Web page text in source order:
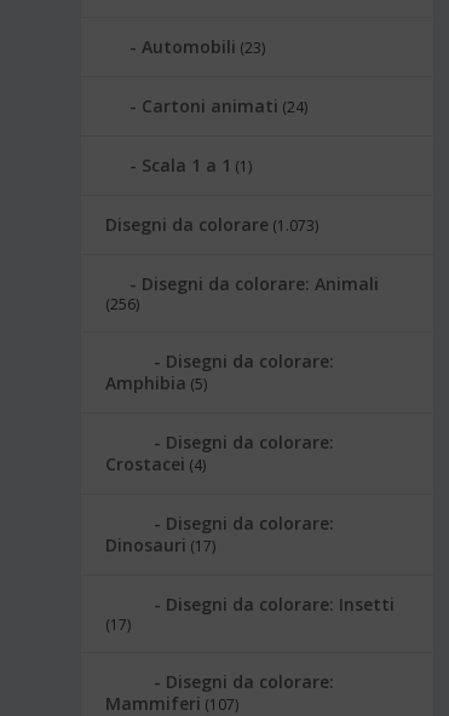
Automobili (23)
Cartoni animati (24)
Scala 1 a 1 (1)
Disegni da colorare (1.073)
Disegni da colorare: Animali
(256)
Disegni da colorare:
Amphibia (5)
Disegni da colorare:
Crostacei (4)
Disegni da colorare:
Dinosauri (17)
Disegni da colorare: Insetti
(17)
Disegni da colorare:
Mammiferi (107)